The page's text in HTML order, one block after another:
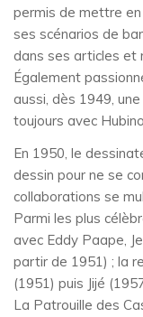
permis de mettre en
ses scénarios de
dans ses articles et
Également
aussi, dès 1949,
toujours avec
En 1950, le
dessin pour ne se
collaborations se
Parmi les plus
avec Eddy Paape,
partir de 1951) ; la
(1951) puis Jijé
La Patrouille des